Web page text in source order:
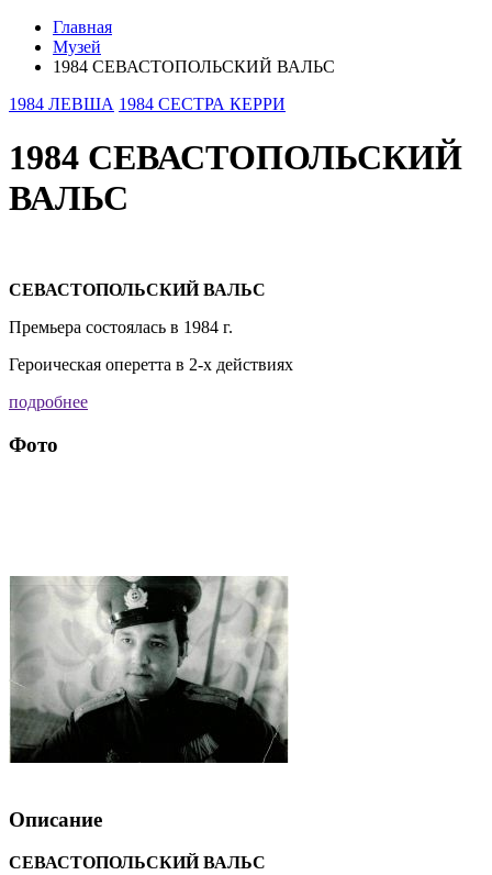
Главная
Музей
1984 СЕВАСТОПОЛЬСКИЙ ВАЛЬС
1984 ЛЕВША 1984 СЕСТРА КЕРРИ
1984 СЕВАСТОПОЛЬСКИЙ
ВАЛЬС
СЕВАСТОПОЛЬСКИЙ ВАЛЬС
Премьера состоялась в 1984 г.
Героическая оперетта в 2-х действиях
подробнее
Фото
Описание
СЕВАСТОПОЛЬСКИЙ ВАЛЬС